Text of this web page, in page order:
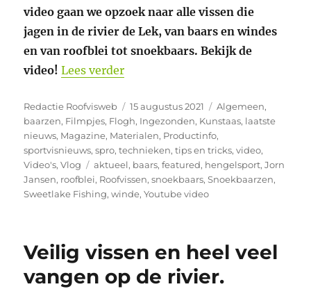
video gaan we opzoek naar alle vissen die
jagen in de rivier de Lek, van baars en windes
en van roofblei tot snoekbaars. Bekijk de
video! Lees verder“Wat kunnen we vangen op de
Auteur
Redactie Roofvisweb
Geplaatst
op
15 augustus 2021 Categorieën
Algemeen,
baarzen, Filmpjes, Flogh, Ingezonden, Kunstaas, laatste
nieuws, Magazine, Materialen, Productinfo,
sportvisnieuws,spro,technieken,tips en tricks,video,
Video's,Vlog Tags
aktueel, baars,featured, hengelsport,Jorn
Jansen, roofblei, Roofvissen,snoekbaars,Snoekbaarzen,
Sweetlake Fishing,winde,Youtube video
Veilig vissen en heel veel
vangen op de rivier.